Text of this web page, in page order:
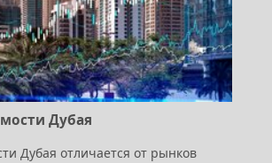
Дубая
Дубая отличается от рынков